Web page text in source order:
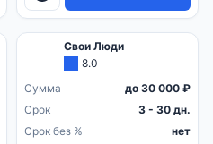
Свои Люди
8.0
Сумма
до 30 000 ₽
Срок
3 - 30 дн.
Срок без %
нет